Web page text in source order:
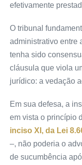
efetivamente
O tribunal
administrativo entre
tenha sido
cláusula que viola
jurídico: a vedação
Em sua defesa, a
em vista o princípio
inciso XI, da Lei
–, não poderia o
de sucumbência